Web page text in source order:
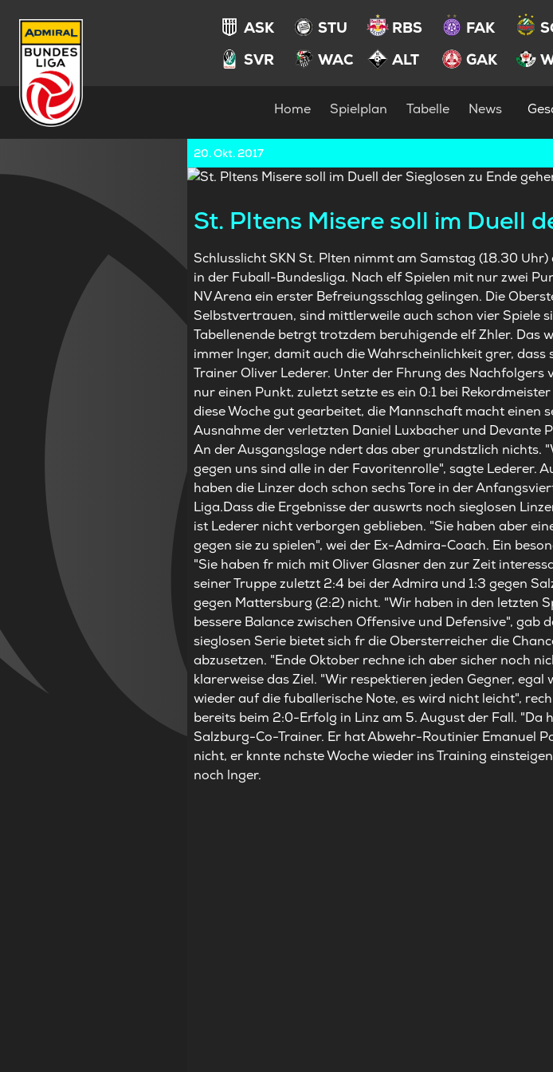
ASK STU RBS FAK
SVR
WAC ALT GAK
Home Spielplan Tabelle News
20. Okt. 2017
St. Pltens Misere soll im Duell
Schlusslicht SKN St. Plten nimmt am Samstag (18.30
in der Fuball-Bundesliga. Nach elf Spielen mit nur zwei
NV Arena ein erster Befreiungsschlag gelingen. Die
Selbstvertrauen, sind mittlerweile auch schon vier Spiele
Tabellenende betrgt trotzdem beruhigende elf Zhler. Das
immer lnger, damit auch die Wahrscheinlichkeit grer,
Trainer Oliver Lederer. Unter der Fhrung des
nur einen Punkt, zuletzt setzte es ein 0:1 bei
diese Woche gut gearbeitet, die Mannschaft macht
Ausnahme der verletzten Daniel Luxbacher und Devante
An der Ausgangslage ndert das aber grundstzlich nichts.
gegen uns sind alle in der Favoritenrolle", sagte Lederer.
haben die Linzer doch schon sechs Tore in der
Liga.Dass die Ergebnisse der auswrts noch sieglosen
ist Lederer nicht verborgen geblieben. "Sie haben aber
gegen sie zu spielen", wei der Ex-Admira-Coach. Ein
"Sie haben fr mich mit Oliver Glasner den zur Zeit
seiner Truppe zuletzt 2:4 bei der Admira und 1:3 gegen
gegen Mattersburg (2:2) nicht. "Wir haben in den letzten
bessere Balance zwischen Offensive und Defensive", gab
sieglosen Serie bietet sich fr die Obersterreicher die
abzusetzen. "Ende Oktober rechne ich aber sicher noch
klarerweise das Ziel. "Wir respektieren jeden Gegner,
wieder auf die fuballerische Note, es wird nicht leicht",
bereits beim 2:0-Erfolg in Linz am 5. August der Fall. "Da
Salzburg-Co-Trainer. Er hat Abwehr-Routinier Emanuel
nicht, er knnte nchste Woche wieder ins Training
noch lnger.